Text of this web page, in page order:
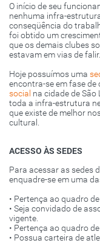
O início de seu
nenhuma infra-
conseqüência do
foi obtido um
que os demais clubes
estavam em vias de falir.
Hoje possuímos uma
encontra-se em fase
social na cidade de
toda a infra-estrutura
que existe de melhor
cultural.
ACESSO ÀS SEDES
Para acessar as sedes
enquadre-se em uma
• Pertença ao quadro
• Seja convidado de
vigente.
• Pertença ao quadro
• Possua carteira de